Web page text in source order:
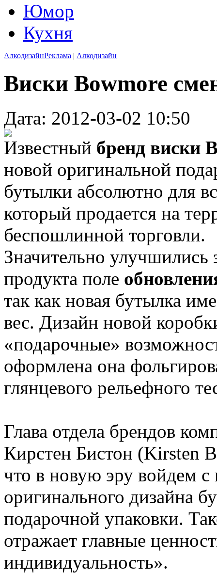
Юмор
Кухня
АлкодизайнРеклама | Алкодизайн
Виски Bowmore
Дата: 2012-03-02 10:50
Известный бренд виски
новой оригинальной
бутылки абсолютно для
который продается на
беспошлинной торговли.
Значительно улучшились
продукта поле
так как новая бутылка
вес. Дизайн новой
«подарочные»
оформлена она
глянцевого рельефного
Глава отдела брендов
Кирстен Бистон (Kirsten
что в новую эру войдем
оригинального дизайна
подарочной упаковки.
отражает главные
индивидуальность».